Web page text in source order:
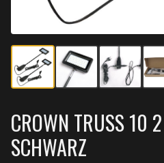
CROWN TRUSS 10
SCHWARZ